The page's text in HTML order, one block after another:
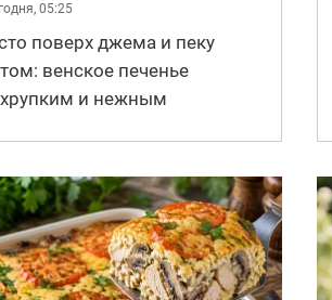
05:25
поверх джема и пеку
венское печенье
хрупким и нежным